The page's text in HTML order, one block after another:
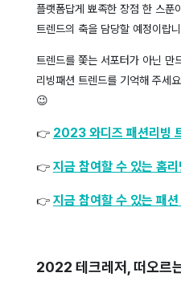
플랫폼답게 뾰족한 장점 한 스푼
트렌드의 축을 담당할 예정이랍
트렌드를 쫓는 서포터가 아닌
리빙패션 트렌드를 기억해 주세
😉
👉 2023 와디즈 패션리빙
👉 지금 참여할 수 있는 홈리
👉 지금 참여할 수 있는 패션
2022 테크레저, 떠오르